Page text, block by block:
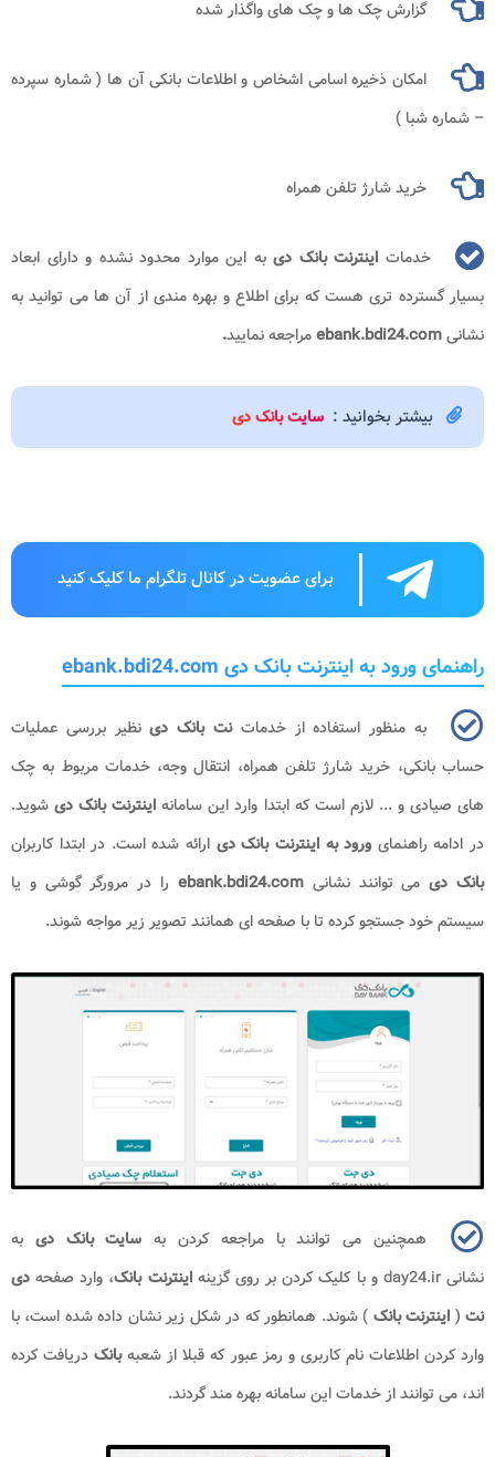
گزارش چک‌ ها و چک‌ های واگذار شده
امکان ذخیره اسامی اشخاص و اطلاعات بانکی ‌آن ‌ها ( شماره سپرده
– شماره شبا )
خرید شارژ تلفن همراه
خدمات اینترنت بانک دیبه این موارد محدود نشده و دارای ابعاد
بسیار گسترده تری هست که برای اطلاع و بهره مندی از آن ها می توانید به
نشانیebank.bdi24.comمراجعه نمایید.
بیشتر بخوانید : سایت بانک دی
برای عضویت در کانال تلگرام ما کلیک کنید
راهنمای ورود به اینترنت بانک دی ebank.bdi24.com
به منظور استفاده از خدماتنت بانک دینظیر بررسی عملیات
حساب بانکی، خرید شارژ تلفن همراه، انتقال وجه، خدمات مربوط به چک
های صیادی و ... لازم است که ابتدا وارد این سامانهاینترنت بانک دی شوید.
در ادامه راهنمای ورود به اینترنت بانک دی ارائه شده است. در ابتدا کاربران
بانک دی می‌ توانند نشانیebank.bdi24.com را در مرورگر گوشی و یا
سیستم خود جستجو کرده تا با صفحه ای همانند تصویر زیر مواجه شوند.
همچنین می توانند با مراجعه کردن به سایت بانک دی به
نشانیday24.ir و با کلیک کردن بر روی گزینهاینترنت بانک، وارد صفحه‌ دی
نت ( اینترنت بانک ) شوند. همانطور که در شکل زیر نشان داده شده است، با
وارد کردن اطلاعات نام کاربری و رمز عبور که قبلا از شعبهبانک دریافت کرده
‌اند، می‌ توانند از خدمات این سامانه بهره مند گردند.